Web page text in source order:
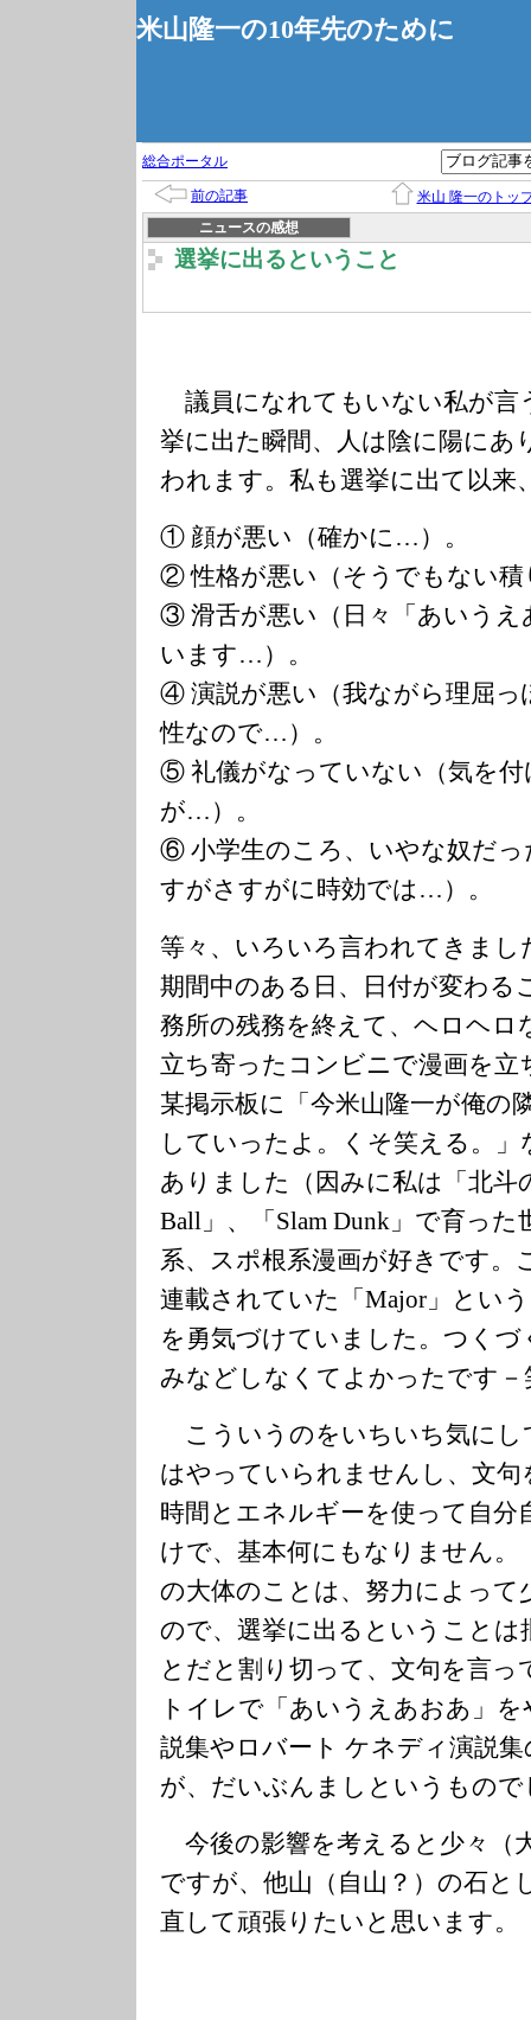
米山隆一の10年先のために
総合ポータル
前の記事
米山 隆一のトッ
ニュースの感想
選挙に出るということ
議員になれてもいない私が言
挙に出た瞬間、人は陰に陽にあ
われます。私も選挙に出て以来
① 顔が悪い（確かに…）。
② 性格が悪い（そうでもない
③ 滑舌が悪い（日々「あいう
います…）。
④ 演説が悪い（我ながら理屈
性なので…）。
⑤ 礼儀がなっていない（気を
が…）。
⑥ 小学生のころ、いやな奴だ
すがさすがに時効では…）。
等々、いろいろ言われてきまし
期間中のある日、日付が変わる
務所の残務を終えて、ヘロヘロ
立ち寄ったコンビニで漫画を
某掲示板に「今米山隆一が俺の
していったよ。くそ笑える。
ありました（因みに私は「北斗
Ball」、「Slam Dunk」で育っ
系、スポ根系漫画が好きです。
連載されていた「Major」とい
を勇気づけていました。つくづ
みなどしなくてよかったです－
こういうのをいちいち気にし
はやっていられませんし、文
時間とエネルギーを使って自分
けで、基本何にもなりません。
の大体のことは、努力によっ
ので、選挙に出るということ
とだと割り切って、文句を言
トイレで「あいうえあおあ」
説集やロバート ケネディ演説
が、だいぶんましというもので
今後の影響を考えると少々（
ですが、他山（自山？）の石と
直して頑張りたいと思います。